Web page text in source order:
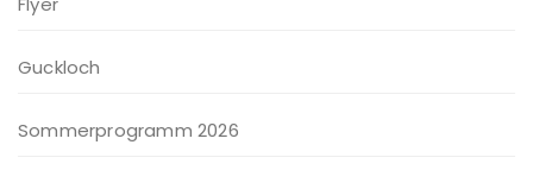
Guckloch
Sommerprogramm 2026